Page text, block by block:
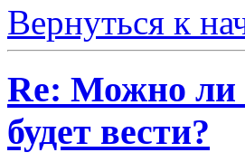
Вернуться к
Re: Можно ли
будет вести?